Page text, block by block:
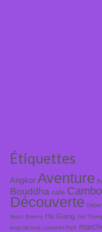
Étiquettes
Angkor Aventure
Bouddha café
Découverte
fleurs flowers Ha Giang Jim
long-tail boat Lumphini Park